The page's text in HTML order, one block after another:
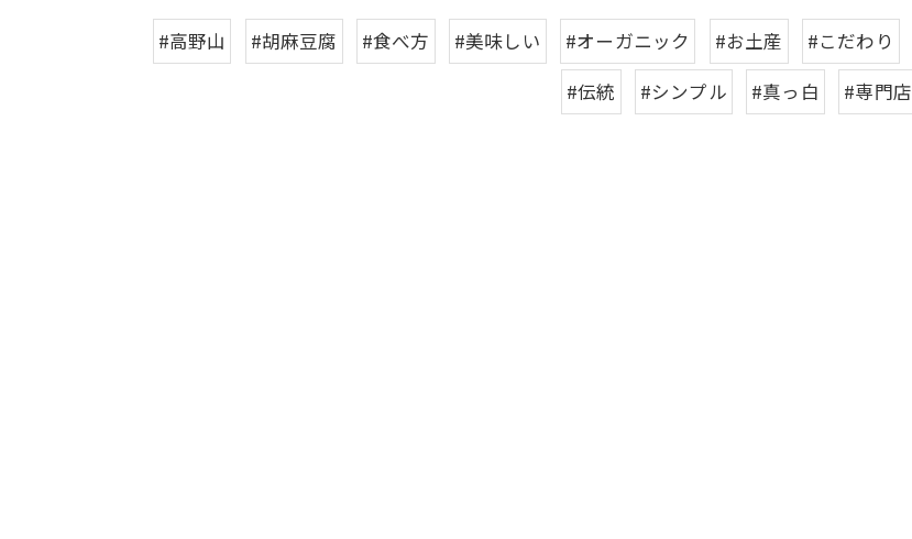
#高野山 #胡麻豆腐 #食べ方 #美味しい #オーガニック #お土産 #こだわり
#伝統
#シンプル #真っ白 #専門店